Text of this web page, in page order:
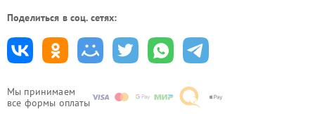
Мы принимаем
все формы оплаты
Поделиться в соц. сетях: